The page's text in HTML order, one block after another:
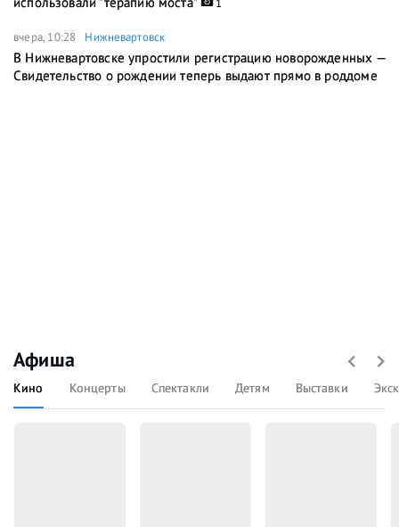
1
вчера, 10:28 Нижневартовск
В Нижневартовске упростили регистрацию новорожденных —
Свидетельство о рождении теперь выдают прямо в роддоме
Афиша
Кино Концерты Спектакли Детям Выставки